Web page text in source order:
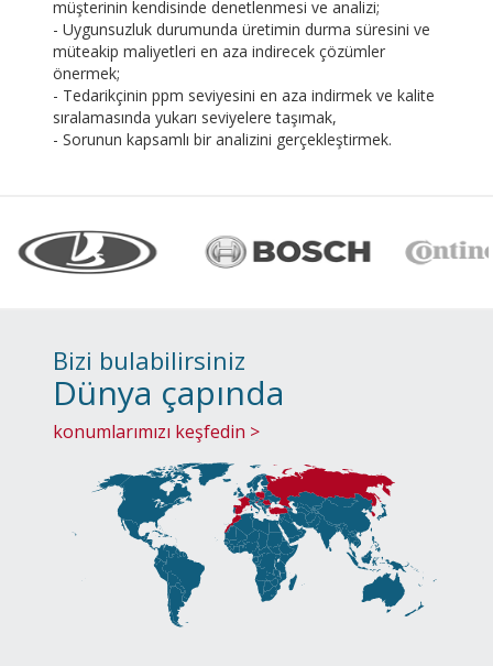
müşterinin kendisinde denetlenmesi ve analizi;
- Uygunsuzluk durumunda üretimin durma süresini ve
müteakip maliyetleri en aza indirecek çözümler
önermek;
- Tedarikçinin ppm seviyesini en aza indirmek ve kalite
sıralamasında yukarı seviyelere taşımak,
- Sorunun kapsamlı bir analizini gerçekleştirmek.
Bizi bulabilirsiniz
Dünya çapında
konumlarımızı keşfedin >